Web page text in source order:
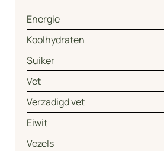
Energie
Koolhydraten
Suiker
Vet
Verzadigd vet
Eiwit
Vezels